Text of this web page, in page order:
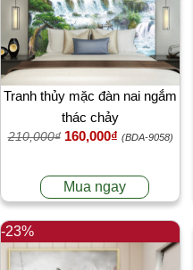
Tranh thủy mặc đàn nai ngắm
thác chảy
210,000₫ 160,000₫ (BDA-9058)
Mua ngay
-23%